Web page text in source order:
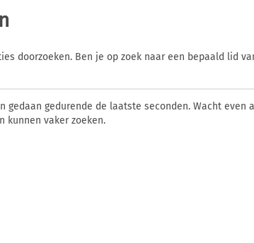
doorzoeken. Ben je op zoek naar een bepaald lid
gedaan gedurende de laatste seconden. Wacht even
kunnen vaker zoeken.